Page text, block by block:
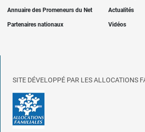
Annuaire des Promeneurs du Net Actualités
Partenaires nationaux Vidéos
SITE DÉVELOPPÉ PAR LES ALLOCATIONS